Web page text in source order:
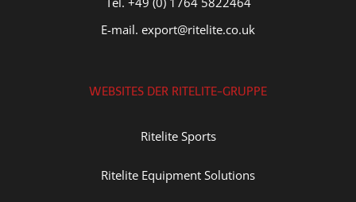
E-mail. export@ritelite.co.uk
WEBSITES DER RITELITE-GRUPPE
Ritelite Sports
Ritelite Equipment Solutions